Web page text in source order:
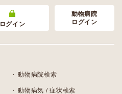
ログイン
動物病院
ログイン
動物病院検索
動物病気 / 症状検索